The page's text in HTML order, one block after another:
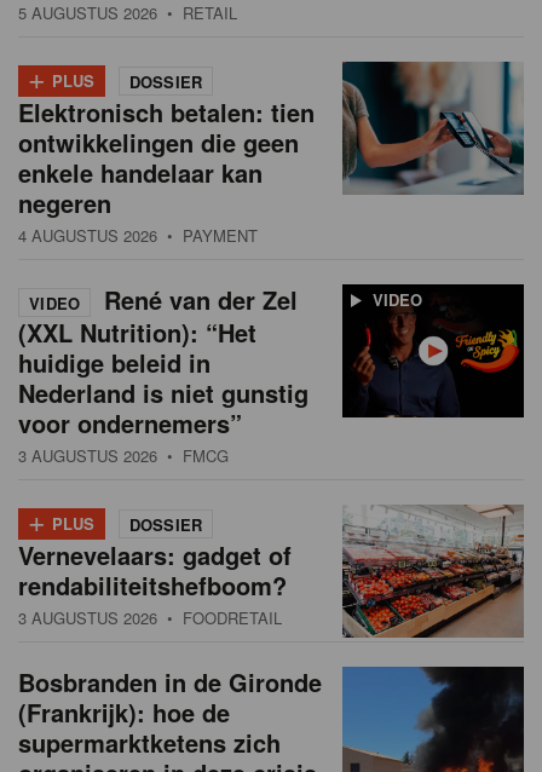
5 AUGUSTUS 2026 • RETAIL
+ PLUS DOSSIER
Elektronisch betalen: tien
ontwikkelingen die geen
enkele handelaar kan
negeren
4 AUGUSTUS 2026 • PAYMENT
VIDEO
VIDEO
René van der Zel
(XXL Nutrition): “Het
huidige beleid in
Nederland is niet gunstig
voor ondernemers”
3 AUGUSTUS 2026 • FMCG
+ PLUS DOSSIER
Vernevelaars: gadget of
rendabiliteitshefboom?
3 AUGUSTUS 2026 • FOODRETAIL
Bosbranden in de Gironde
(Frankrijk): hoe de
supermarktketens zich